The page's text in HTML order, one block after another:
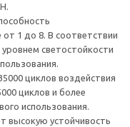
1 до 8. В соответствии
светостойкости
циклов воздействия
циклов и более
использования.
высокую устойчивость